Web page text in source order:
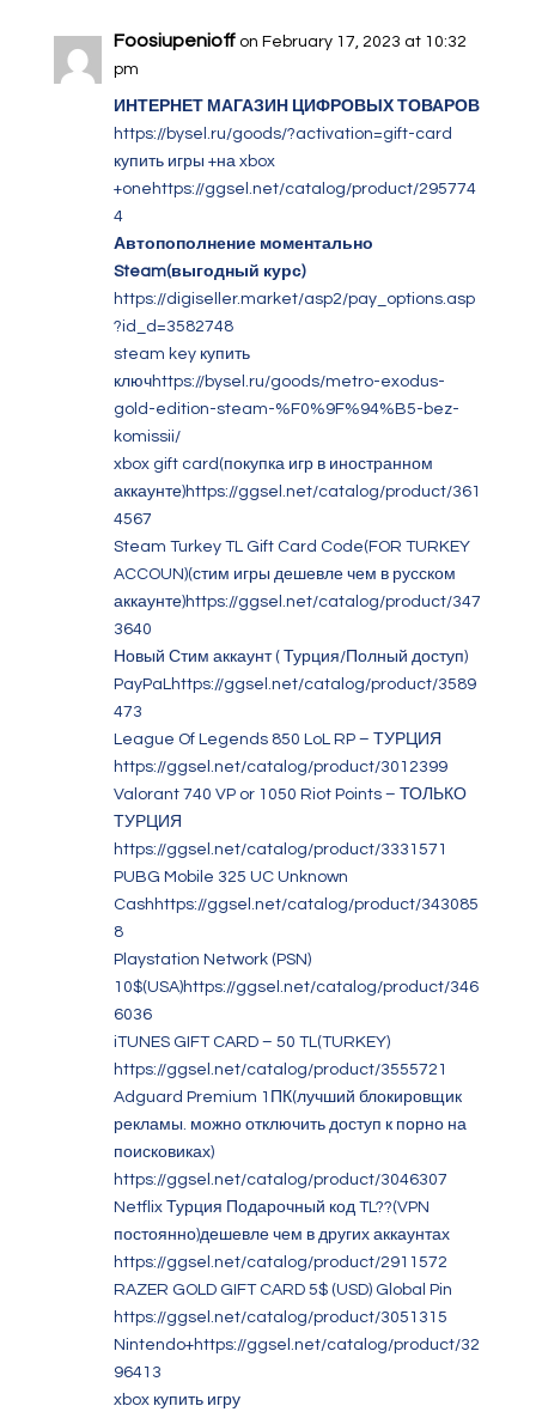
Foosiupenioff on February 17, 2023 at 10:32
pm
ИНТЕРНЕТ МАГАЗИН ЦИФРОВЫХ ТОВАРОВ
https://bysel.ru/goods/?activation=gift-card
купить игры +на xbox
+onehttps://ggsel.net/catalog/product/295774
4
Автопополнение моментально
Steam(выгодный курс)
https://digiseller.market/asp2/pay_options.asp
?id_d=3582748
steam key купить
ключhttps://bysel.ru/goods/metro-exodus-
gold-edition-steam-%F0%9F%94%B5-bez-
komissii/
xbox gift card(покупка игр в иностранном
аккаунте)https://ggsel.net/catalog/product/361
4567
Steam Turkey TL Gift Card Code(FOR TURKEY
ACCOUN)(стим игры дешевле чем в русском
аккаунте)https://ggsel.net/catalog/product/347
3640
Новый Стим аккаунт ( Турция/Полный доступ)
PayPaLhttps://ggsel.net/catalog/product/3589
473
League Of Legends 850 LoL RP – ТУРЦИЯ
https://ggsel.net/catalog/product/3012399
Valorant 740 VP or 1050 Riot Points – ТОЛЬКО
ТУРЦИЯ
https://ggsel.net/catalog/product/3331571
PUBG Mobile 325 UC Unknown
Cashhttps://ggsel.net/catalog/product/343085
8
Playstation Network (PSN)
10$(USA)https://ggsel.net/catalog/product/346
6036
iTUNES GIFT CARD – 50 TL(TURKEY)
https://ggsel.net/catalog/product/3555721
Adguard Premium 1ПК(лучший блокировщик
рекламы. можно отключить доступ к порно на
поисковиках)
https://ggsel.net/catalog/product/3046307
Netflix Турция Подарочный код TL??(VPN
постоянно)дешевле чем в других аккаунтах
https://ggsel.net/catalog/product/2911572
RAZER GOLD GIFT CARD 5$ (USD) Global Pin
https://ggsel.net/catalog/product/3051315
Nintendo+https://ggsel.net/catalog/product/32
96413
xbox купить игру